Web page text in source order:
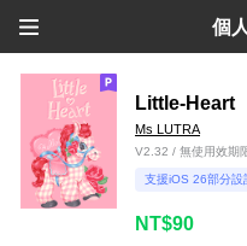
個
Little-Heart
Ms LUTRA
V2.32 / 無使用效期
支援iOS 26部分設
NT$90